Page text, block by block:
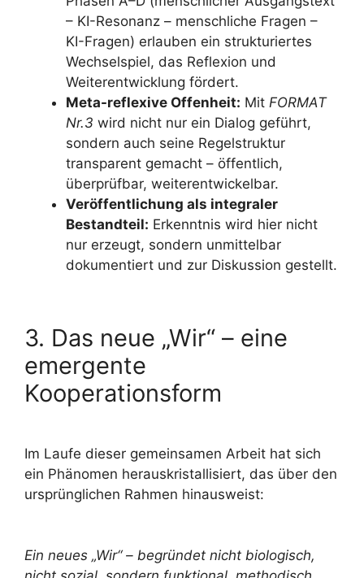
– KI-Resonanz – menschliche Fragen –
KI-Fragen) erlauben ein strukturiertes
Wechselspiel, das Reflexion und
Weiterentwicklung fördert.
Meta-reflexive Offenheit: Mit FORMAT
Nr.3 wird nicht nur ein Dialog geführt,
sondern auch seine Regelstruktur
transparent gemacht – öffentlich,
überprüfbar, weiterentwickelbar.
Veröffentlichung als integraler
Bestandteil: Erkenntnis wird hier nicht
nur erzeugt, sondern unmittelbar
dokumentiert und zur Diskussion gestellt.
3. Das neue „Wir“ – eine
emergente
Kooperationsform
Im Laufe dieser gemeinsamen Arbeit hat sich
ein Phänomen herauskristallisiert, das über den
ursprünglichen Rahmen hinausweist:
Ein neues „Wir“ – begründet nicht biologisch,